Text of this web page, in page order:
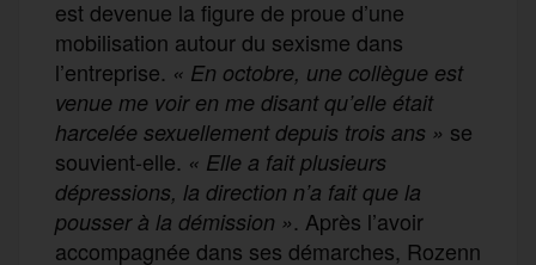
est devenue la figure de proue d’une
mobilisation autour du sexisme dans
l’entreprise. « En octobre, une collègue est
venue me voir en me disant qu’elle était
harcelée sexuellement depuis trois ans » se
souvient-elle. « Elle a fait plusieurs
dépressions, la direction n’a fait que la
pousser à la démission ». Après l’avoir
accompagnée dans ses démarches, Rozenn